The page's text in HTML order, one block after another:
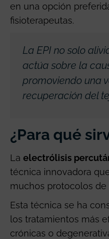
en una opción
fisioterapeutas.
La EPI no solo
actúa sobre la
promoviendo una
recuperación del
¿Para qué
La electrólisis
técnica innovadora
muchos protocolos
Esta técnica se ha
los tratamientos más
crónicas o